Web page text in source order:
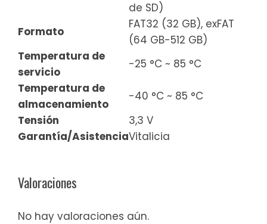
de SD)
Formato
FAT32 (32 GB), exFAT
(64 GB-512 GB)
Temperatura de
servicio
-25 °C ~ 85 °C
Temperatura de
almacenamiento
-40 °C ~ 85 °C
Tensión
3,3 V
Garantía/AsistenciaVitalicia
Valoraciones
No hay valoraciones aún.